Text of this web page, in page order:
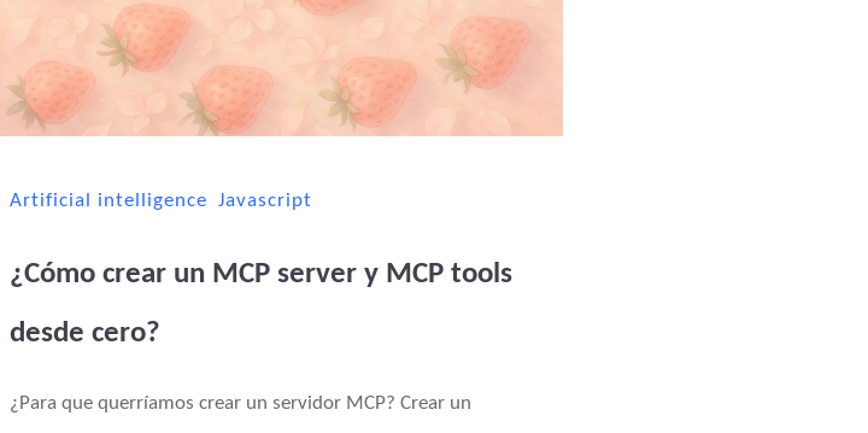
Artificial intelligence Javascript
¿Cómo crear un MCP server y MCP tools
desde cero?
¿Para que querríamos crear un servidor MCP? Crear un